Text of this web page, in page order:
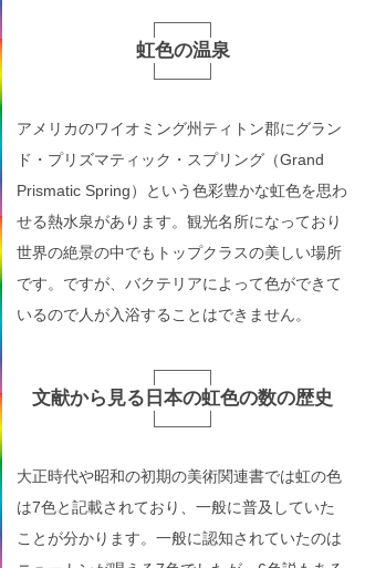
虹色の温泉
アメリカのワイオミング州ティトン郡にグラン
ド・プリズマティック・スプリング（Grand
Prismatic Spring）という色彩豊かな虹色を思わ
せる熱水泉があります。観光名所になっており
世界の絶景の中でもトップクラスの美しい場所
です。ですが、バクテリアによって色ができて
いるので人が入浴することはできません。
文献から見る日本の虹色の数の歴史
大正時代や昭和の初期の美術関連書では虹の色
は7色と記載されており、一般に普及していた
ことが分かります。一般に認知されていたのは